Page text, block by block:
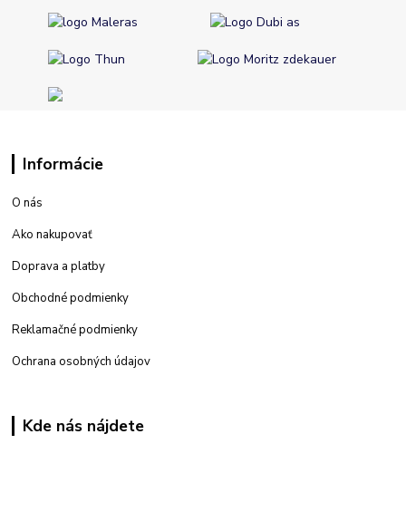
Informácie
O nás
Ako nakupovať
Doprava a platby
Obchodné podmienky
Reklamačné podmienky
Ochrana osobných údajov
Kde nás nájdete